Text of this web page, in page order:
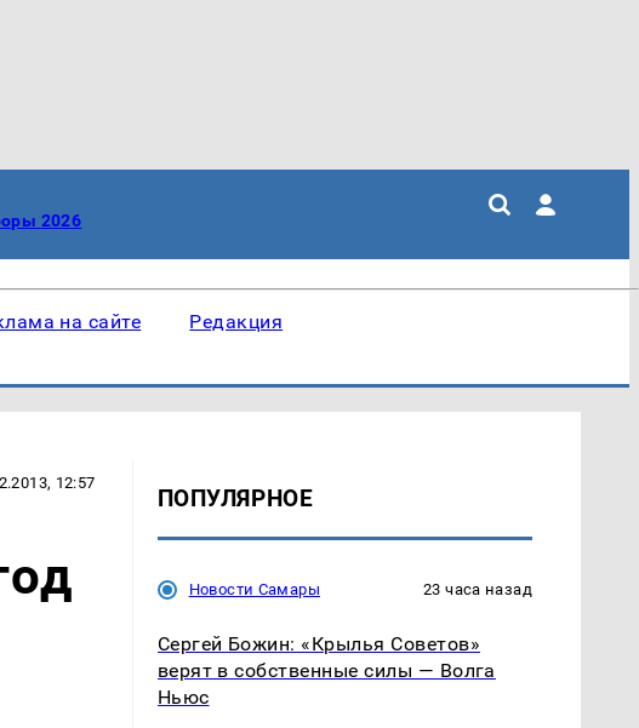
2026
на сайте Редакция
12:57
ПОПУЛЯРНОЕ
Новости Самары 23 часа назад
Сергей Божин: «Крылья Советов»
верят в собственные силы — Волга
Ньюс